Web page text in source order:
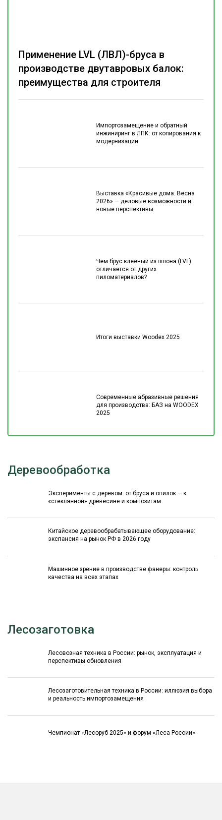
Импортозамещение и обратный
инжиниринг в ЛПК: от копирования к
модернизации
Выставка «Красивые дома. Весна
2026» — деловые возможности и
новые перспективы
Чем брус клеёный из шпона (LVL)
отличается от других
пиломатериалов?
Итоги выставки Woodex 2025
Современные абразивные решения
для производства: БАЗ на WOODEX
2025
Применение LVL (ЛВЛ)-бруса в
производстве двутавровых балок:
преимущества для строителя
Деревообработка
Эксперименты с деревом: от бруса и опилок — к
«стеклянной» древесине и композитам
Китайское деревообрабатывающее оборудование:
экспансия на рынок РФ в 2026 году
Машинное зрение в производстве фанеры: контроль
качества на всех этапах
Лесозаготовка
Лесовозная техника в России: рынок, эксплуатация и
перспективы обновления
Лесозаготовительная техника в России: иллюзия выбора
и реальность импортозамещения
Чемпионат «Лесоруб-2025» и форум «Леса России»